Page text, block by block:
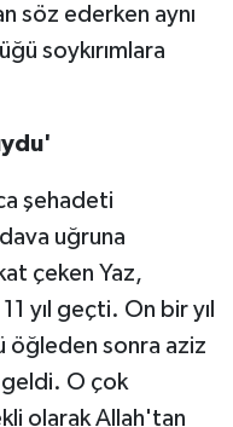
söz ederken aynı
soykırımlara
şehadeti
uğruna
çeken Yaz,
yıl geçti. On bir yıl
öğleden sonra aziz
O çok
olarak Allah'tan